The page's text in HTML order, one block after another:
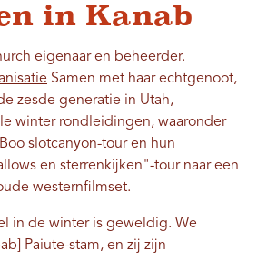
in Kanab
eigenaar en beheerder.
Samen met haar echtgenoot,
zesde generatie in Utah,
winter rondleidingen, waaronder
slotcanyon-tour en hun
en sterrenkijken"-tour naar een
westernfilmset.
in de winter is geweldig. We
Paiute-stam, en zij zijn